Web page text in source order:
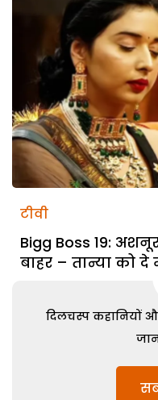
टीवी
Bigg Boss 19:
बाहर – तान्या को दे
दिलचस्प कहानियों